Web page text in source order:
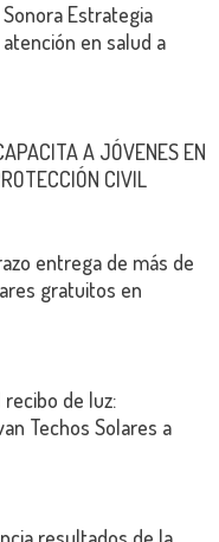
Estrategia
en salud a
A JÓVENES EN
CIVIL
entrega de más de
gratuitos en
de luz:
Techos Solares a